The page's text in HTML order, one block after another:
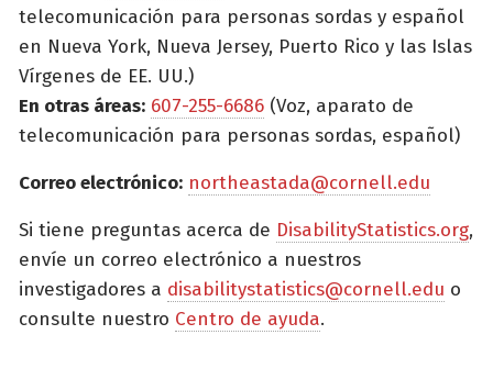
telecomunicación para personas sordas y español
en Nueva York, Nueva Jersey, Puerto Rico y las Islas
Vírgenes de EE. UU.)
En otras áreas: 607-255-6686 (Voz, aparato de
telecomunicación para personas sordas, español)
Correo electrónico: northeastada@cornell.edu
Si tiene preguntas acerca de DisabilityStatistics.org,
envíe un correo electrónico a nuestros
investigadores a disabilitystatistics@cornell.edu o
consulte nuestro Centro de ayuda.